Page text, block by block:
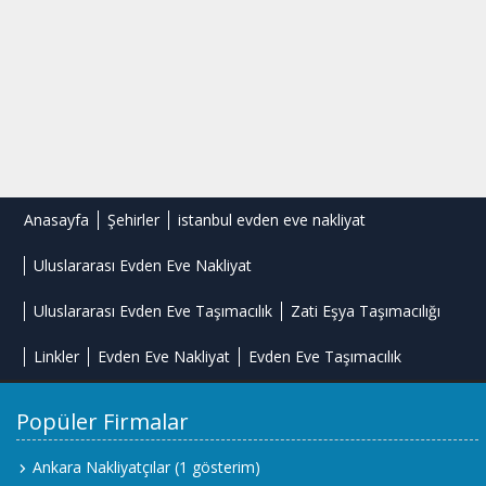
Anasayfa Şehirler istanbul evden eve nakliyat
Uluslararası Evden Eve Nakliyat
Uluslararası Evden Eve Taşımacılık Zati Eşya Taşımacılığı
Linkler Evden Eve Nakliyat Evden Eve Taşımacılık
Popüler Firmalar
Ankara Nakliyatçılar (1 gösterim)